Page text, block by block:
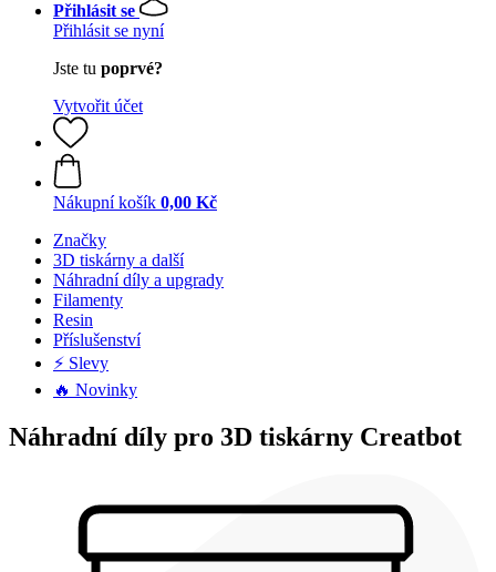
Přihlásit se
Přihlásit se nyní
Jste tu poprvé?
Vytvořit účet
Nákupní košík 0,00 Kč
Značky
3D tiskárny a další
Náhradní díly a upgrady
Filamenty
Resin
Příslušenství
⚡ Slevy
🔥 Novinky
Náhradní díly pro 3D tiskárny Creatbot